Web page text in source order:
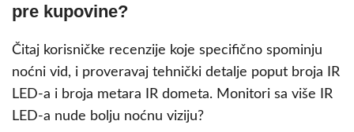
pre kupovine?
Čitaj korisničke recenzije koje specifično spominju
noćni vid, i proveravaj tehnički detalje poput broja IR
LED-a i broja metara IR dometa. Monitori sa više IR
LED-a nude bolju noćnu viziju?